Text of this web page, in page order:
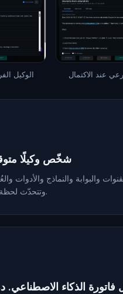
الوكيل عند الاكتمال
شخّص وكيلًا
والبوابة والنماذج والأدوات
وتتحدّث لحظة وقوع الأحداث.
فاتورة الذكاء الاصطناعي.